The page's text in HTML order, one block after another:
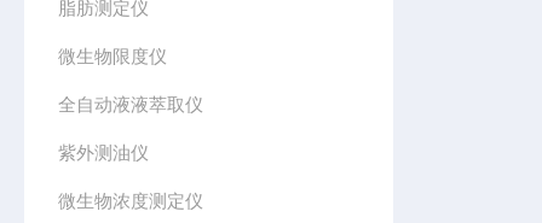
脂肪测定仪
微生物限度仪
全自动液液萃取仪
紫外测油仪
微生物浓度测定仪